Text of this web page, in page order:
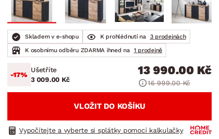
Skladem v e-shopu K prohlédnutí na
3 prodejnách
K osobnímu odběru ZDARMA ihned na
1 prodejně
-17%
Ušetříte
3 009.00 Kč
13 990.00 Kč
16 999.00 Kč
VLOŽIT DO KOŠÍKU
Vypočítejte a vyberte si splátky pomocí kalkulačky